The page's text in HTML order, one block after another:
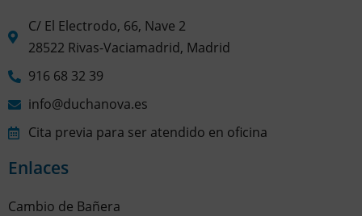
C/ El Electrodo, 66, Nave 2
28522 Rivas-Vaciamadrid, Madrid
916 68 32 39
info@duchanova.es
Cita previa para ser atendido en oficina
Enlaces
Cambio de Bañera